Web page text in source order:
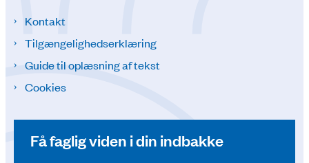
Kontakt
Tilgængelighedserklæring
Guide til oplæsning af tekst
Cookies
Få faglig viden i din indbakke